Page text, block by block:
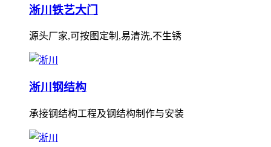
淅川铁艺大门
源头厂家,可按图定制,易清洗,不生锈
淅川钢结构
承接钢结构工程及钢结构制作与安装